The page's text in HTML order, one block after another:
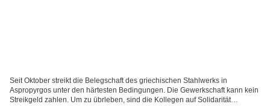
Seit Oktober streikt die Belegschaft des griechischen Stahlwerks in
Aspropyrgos unter den härtesten Bedingungen. Die Gewerkschaft kann kein
Streikgeld zahlen. Um zu übrleben, sind die Kollegen auf Solidarität